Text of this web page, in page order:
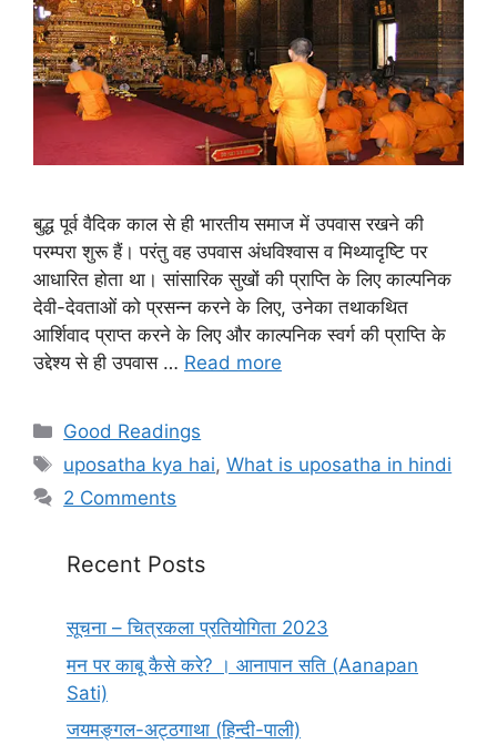
बुद्ध पूर्व वैदिक काल से ही भारतीय समाज में उपवास रखने की
परम्परा शुरू हैं। परंतु वह उपवास अंधविश्वास व मिथ्यादृष्टि पर
आधारित होता था। सांसारिक सुखों की प्राप्ति के लिए काल्पनिक
देवी-देवताओं को प्रसन्न करने के लिए, उनेका तथाकथित
आर्शिवाद प्राप्त करने के लिए और काल्पनिक स्वर्ग की प्राप्ति के
उद्देश्य से ही उपवास … Read more
Categories
Good Readings
Tags
uposatha kya hai,What is uposatha in hindi
2 Comments
Recent Posts
सूचना – चित्रकला प्रतियोगिता 2023
मन पर काबू कैसे करे? । आनापान सति (Aanapan
Sati)
जयमङ्गल-अट्ठगाथा (हिन्दी-पाली)